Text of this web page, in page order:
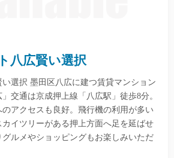
八広賢い選択
選択 墨田区八広に建つ賃貸マンション
」交通は京成押上線「八広駅」徒歩8分。
アクセスも良好。飛行機の利用が多い
イツリーがある押上方面へ足を延ばせ
ルメやショッピングもお楽しみいただ